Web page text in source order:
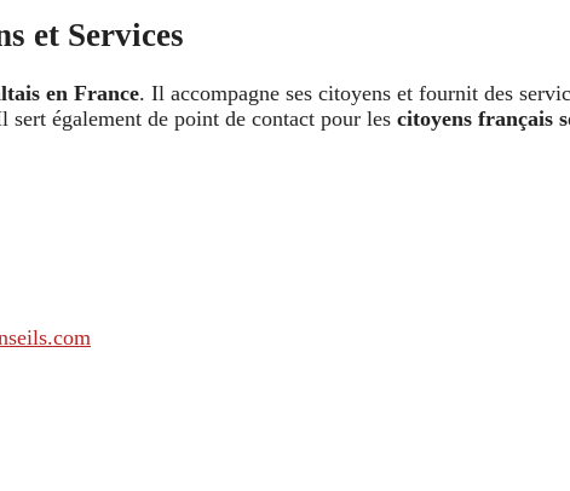
et Services
en France. Il accompagne ses citoyens et fournit des
sert également de point de contact pour les citoyens français